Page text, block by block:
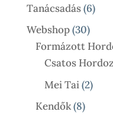
Tanácsadás 66
Webshop 3030
Formázott
Csatos
Mei Tai 22
Kendők 88